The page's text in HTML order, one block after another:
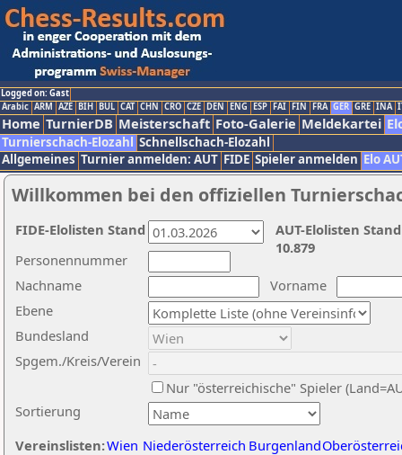
Logged on: Gast
Arabic ARM AZE BIH BUL CAT CHN CRO CZE DEN ENG ESP FAI FIN FRA GER GRE INA
Home TurnierDB Meisterschaft Foto-Galerie Meldekartei
Turnierschach-Elozahl Schnellschach-Elozahl
Allgemeines Turnier anmelden: AUT FIDE Spieler anmelden Elo
Willkommen bei den offiziellen
Nachname
Vorname
Ebene
Sortierung
Personennummer
Bundesland
Spgem./Kreis/Verein
Nur "österreichische" Spieler
Vereinslisten:Wien Niederösterreich Burgenland
AUT-Elolisten
10.879
FIDE-Elolisten Stand